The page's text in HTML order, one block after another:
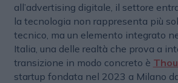
all’advertising digitale, il settore
la tecnologia non rappresenta più
tecnico, ma un elemento integrato
Italia, una delle realtà che prova a
transizione in modo concreto è
startup fondata nel 2023 a Milano